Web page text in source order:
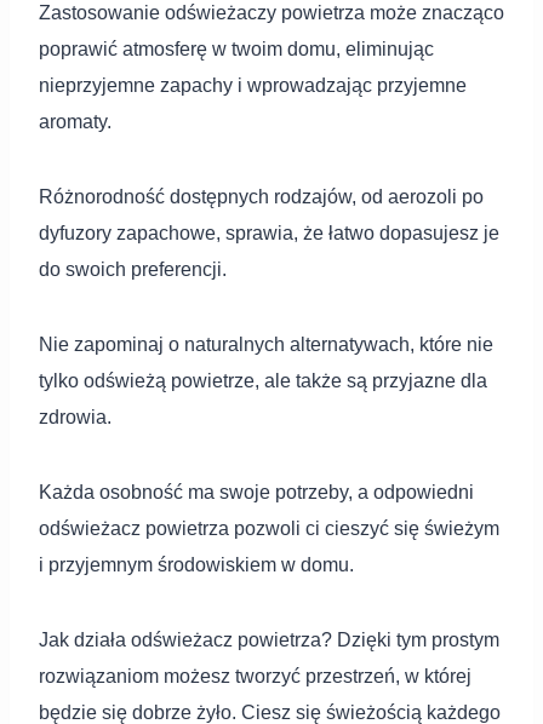
Zastosowanie odświeżaczy powietrza może znacząco
poprawić atmosferę w twoim domu, eliminując
nieprzyjemne zapachy i wprowadzając przyjemne
aromaty.
Różnorodność dostępnych rodzajów, od aerozoli po
dyfuzory zapachowe, sprawia, że łatwo dopasujesz je
do swoich preferencji.
Nie zapominaj o naturalnych alternatywach, które nie
tylko odświeżą powietrze, ale także są przyjazne dla
zdrowia.
Każda osobność ma swoje potrzeby, a odpowiedni
odświeżacz powietrza pozwoli ci cieszyć się świeżym
i przyjemnym środowiskiem w domu.
Jak działa odświeżacz powietrza? Dzięki tym prostym
rozwiązaniom możesz tworzyć przestrzeń, w której
będzie się dobrze żyło. Ciesz się świeżością każdego